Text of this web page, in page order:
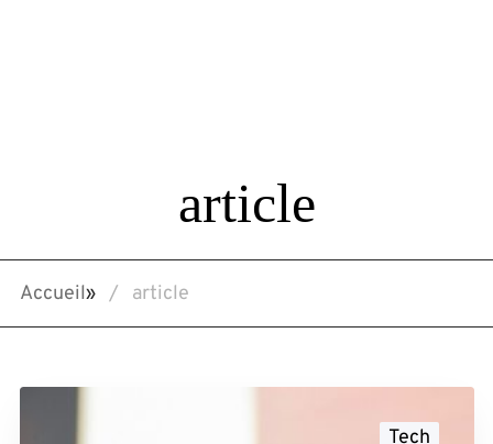
article
Accueil» article
Tech